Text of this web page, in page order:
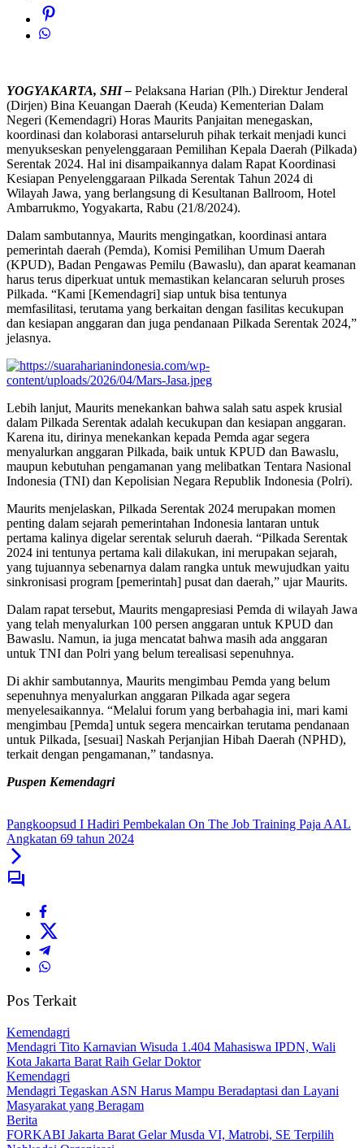
YOGYAKARTA, SHI – Pelaksana Harian (Plh.) Direktur Jenderal
(Dirjen) Bina Keuangan Daerah (Keuda) Kementerian Dalam
Negeri (Kemendagri) Horas Maurits Panjaitan menegaskan,
koordinasi dan kolaborasi antarseluruh pihak terkait menjadi kunci
menyukseskan penyelenggaraan Pemilihan Kepala Daerah (Pilkada)
Serentak 2024. Hal ini disampaikannya dalam Rapat Koordinasi
Kesiapan Penyelenggaraan Pilkada Serentak Tahun 2024 di
Wilayah Jawa, yang berlangsung di Kesultanan Ballroom, Hotel
Ambarrukmo, Yogyakarta, Rabu (21/8/2024).
Dalam sambutannya, Maurits mengingatkan, koordinasi antara
pemerintah daerah (Pemda), Komisi Pemilihan Umum Daerah
(KPUD), Badan Pengawas Pemilu (Bawaslu), dan aparat keamanan
harus terus diperkuat untuk memastikan kelancaran seluruh proses
Pilkada. “Kami [Kemendagri] siap untuk bisa tentunya
memfasilitasi, terutama yang berkaitan dengan fasilitas kecukupan
dan kesiapan anggaran dan juga pendanaan Pilkada Serentak 2024,”
jelasnya.
Lebih lanjut, Maurits menekankan bahwa salah satu aspek krusial
dalam Pilkada Serentak adalah kecukupan dan kesiapan anggaran.
Karena itu, dirinya menekankan kepada Pemda agar segera
menyalurkan anggaran Pilkada, baik untuk KPUD dan Bawaslu,
maupun kebutuhan pengamanan yang melibatkan Tentara Nasional
Indonesia (TNI) dan Kepolisian Negara Republik Indonesia (Polri).
Maurits menjelaskan, Pilkada Serentak 2024 merupakan momen
penting dalam sejarah pemerintahan Indonesia lantaran untuk
pertama kalinya digelar serentak seluruh daerah. “Pilkada Serentak
2024 ini tentunya pertama kali dilakukan, ini merupakan sejarah,
yang tujuannya sebenarnya dalam rangka untuk mewujudkan yaitu
sinkronisasi program [pemerintah] pusat dan daerah,” ujar Maurits.
Dalam rapat tersebut, Maurits mengapresiasi Pemda di wilayah Jawa
yang telah menyalurkan 100 persen anggaran untuk KPUD dan
Bawaslu. Namun, ia juga mencatat bahwa masih ada anggaran
untuk TNI dan Polri yang belum terealisasi sepenuhnya.
Di akhir sambutannya, Maurits mengimbau Pemda yang belum
sepenuhnya menyalurkan anggaran Pilkada agar segera
menyelesaikannya. “Melalui forum yang berbahagia ini, mari kami
mengimbau [Pemda] untuk segera mencairkan terutama pendanaan
untuk Pilkada, [sesuai] Naskah Perjanjian Hibah Daerah (NPHD),
terkait dengan pengamanan,” tandasnya.
Puspen Kemendagri
Pangkoopsud I Hadiri Pembekalan On The Job Training Paja AAL
Angkatan 69 tahun 2024
Pos Terkait
Kemendagri
Mendagri Tito Karnavian Wisuda 1.404 Mahasiswa IPDN, Wali
Kota Jakarta Barat Raih Gelar Doktor
Kemendagri
Mendagri Tegaskan ASN Harus Mampu Beradaptasi dan Layani
Masyarakat yang Beragam
Berita
FORKABI Jakarta Barat Gelar Musda VI, Matrobi, SE Terpilih